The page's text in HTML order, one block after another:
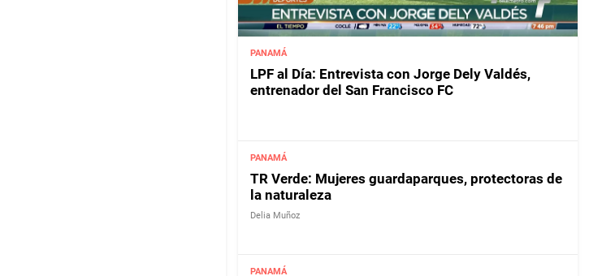
PANAMÁ
LPF al Día: Entrevista con Jorge Dely Valdés,
entrenador del San Francisco FC
PANAMÁ
TR Verde: Mujeres guardaparques, protectoras de
la naturaleza
Delia Muñoz
PANAMÁ